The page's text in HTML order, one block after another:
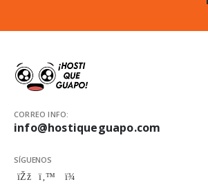
CORREO INFO:
info@hostiqueguapo.com
SÍGUENOS